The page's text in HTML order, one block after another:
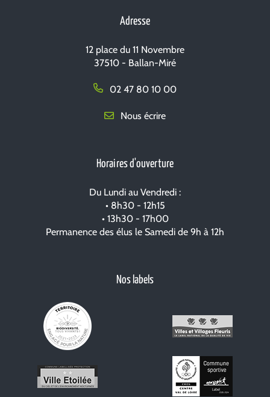
comptechaîne
Adresse
12 place du 11 Novembre
37510 - Ballan-Miré
02 47 80 10 00
Nous écrire
Horaires d'ouverture
Du Lundi au Vendredi :
• 8h30 - 12h15
• 13h30 - 17h00
Permanence des élus le Samedi de 9h à 12h
Nos labels